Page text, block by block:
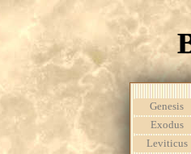
Genesis
Exodus
Leviticus